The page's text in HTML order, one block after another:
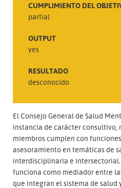
CUMPLIMIENTO DEL
partial
OUTPUT
yes
RESULTADO
desconocido
El Consejo General de Salud
instancia de carácter consultivo,
miembros cumplen con
asesoramiento en temáticas de
interdisciplinaria e intersectorial.
funciona como mediador entre
que integran el sistema de salud